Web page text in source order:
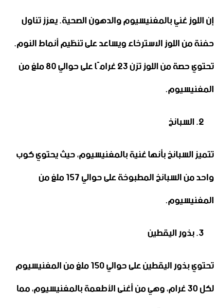
إن اللوز غني بالمغنيسيوم والدهون الصحية. يعزز تناول
حفنة من اللوز الاسترخاء ويساعد على تنظيم أنماط النوم.
تحتوي حصة من اللوز تزن 23 غرامًا على حوالي 80 ملغ من
المغنيسيوم.
السبانخ
تتميز السبانخ بأنها غنية بالمغنيسيوم، حيث يحتوي كوب
واحد من السبانخ المطبوخة على حوالي 157 ملغ من
المغنيسيوم.
بذور اليقطين
تحتوي بذور اليقطين على حوالي 150 ملغ من المغنيسيوم
لكل 30 غرام، وهي من أغنى الأطعمة بالمغنيسيوم، مما